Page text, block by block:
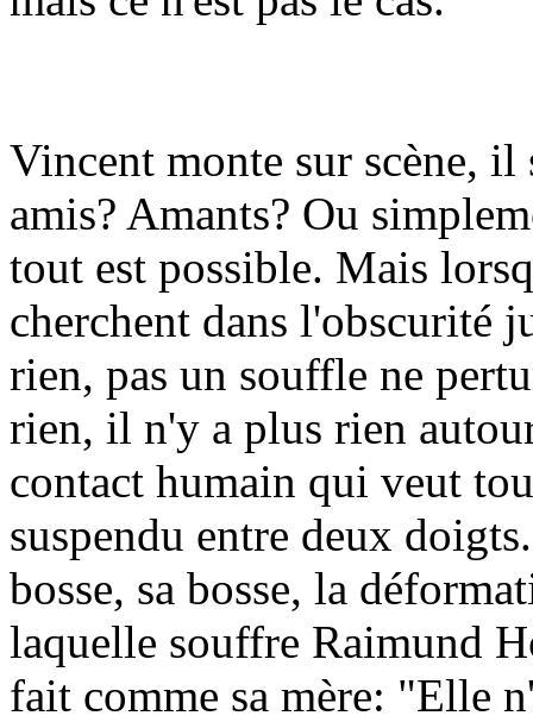
Vincent monte sur scène,
amis? Amants? Ou
tout est possible. Mais
cherchent dans l'obscurité
rien, pas un souffle ne
rien, il n'y a plus rien
contact humain qui veut
suspendu entre deux
bosse, sa bosse, la
laquelle souffre Raimund
fait comme sa mère: "Elle